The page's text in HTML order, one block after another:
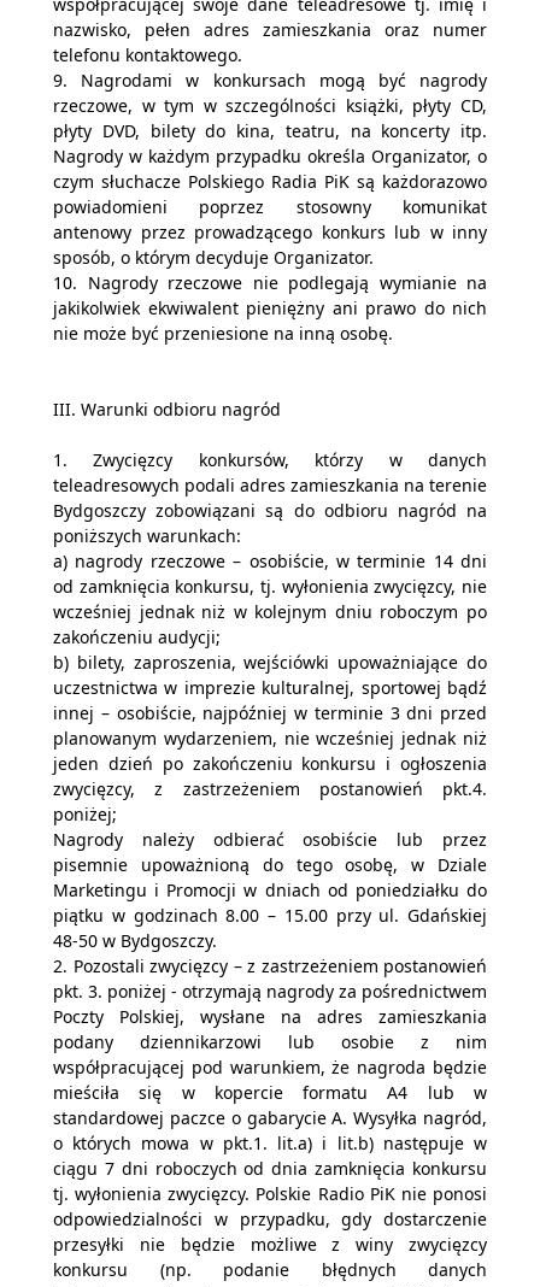
nazwisko, pełen adres zamieszkania oraz numer
telefonu kontaktowego.
9. Nagrodami w konkursach mogą być nagrody
rzeczowe, w tym w szczególności książki, płyty CD,
płyty DVD, bilety do kina, teatru, na koncerty itp.
Nagrody w każdym przypadku określa Organizator, o
czym słuchacze Polskiego Radia PiK są każdorazowo
powiadomieni poprzez stosowny komunikat
antenowy przez prowadzącego konkurs lub w inny
sposób, o którym decyduje Organizator.
10. Nagrody rzeczowe nie podlegają wymianie na
jakikolwiek ekwiwalent pieniężny ani prawo do nich
nie może być przeniesione na inną osobę.
III. Warunki odbioru nagród
1. Zwycięzcy konkursów, którzy w danych
teleadresowych podali adres zamieszkania na terenie
Bydgoszczy zobowiązani są do odbioru nagród na
poniższych warunkach:
a) nagrody rzeczowe – osobiście, w terminie 14 dni
od zamknięcia konkursu, tj. wyłonienia zwycięzcy, nie
wcześniej jednak niż w kolejnym dniu roboczym po
zakończeniu audycji;
b) bilety, zaproszenia, wejściówki upoważniające do
uczestnictwa w imprezie kulturalnej, sportowej bądź
innej – osobiście, najpóźniej w terminie 3 dni przed
planowanym wydarzeniem, nie wcześniej jednak niż
jeden dzień po zakończeniu konkursu i ogłoszenia
zwycięzcy, z zastrzeżeniem postanowień pkt.4.
poniżej;
Nagrody należy odbierać osobiście lub przez
pisemnie upoważnioną do tego osobę, w Dziale
Marketingu i Promocji w dniach od poniedziałku do
piątku w godzinach 8.00 – 15.00 przy ul. Gdańskiej
48-50 w Bydgoszczy.
2. Pozostali zwycięzcy – z zastrzeżeniem postanowień
pkt. 3. poniżej - otrzymają nagrody za pośrednictwem
Poczty Polskiej, wysłane na adres zamieszkania
podany dziennikarzowi lub osobie z nim
współpracującej pod warunkiem, że nagroda będzie
mieściła się w kopercie formatu A4 lub w
standardowej paczce o gabarycie A. Wysyłka nagród,
o których mowa w pkt.1. lit.a) i lit.b) następuje w
ciągu 7 dni roboczych od dnia zamknięcia konkursu
tj. wyłonienia zwycięzcy. Polskie Radio PiK nie ponosi
odpowiedzialności w przypadku, gdy dostarczenie
przesyłki nie będzie możliwe z winy zwycięzcy
konkursu (np. podanie błędnych danych